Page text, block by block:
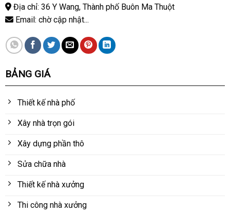
Địa chỉ: 36 Y Wang, Thành phố Buôn Ma Thuột
Email: chờ cập nhật...
BẢNG GIÁ
Thiết kế nhà phố
Xây nhà trọn gói
Xây dựng phần thô
Sửa chữa nhà
Thiết kế nhà xưởng
Thi công nhà xưởng